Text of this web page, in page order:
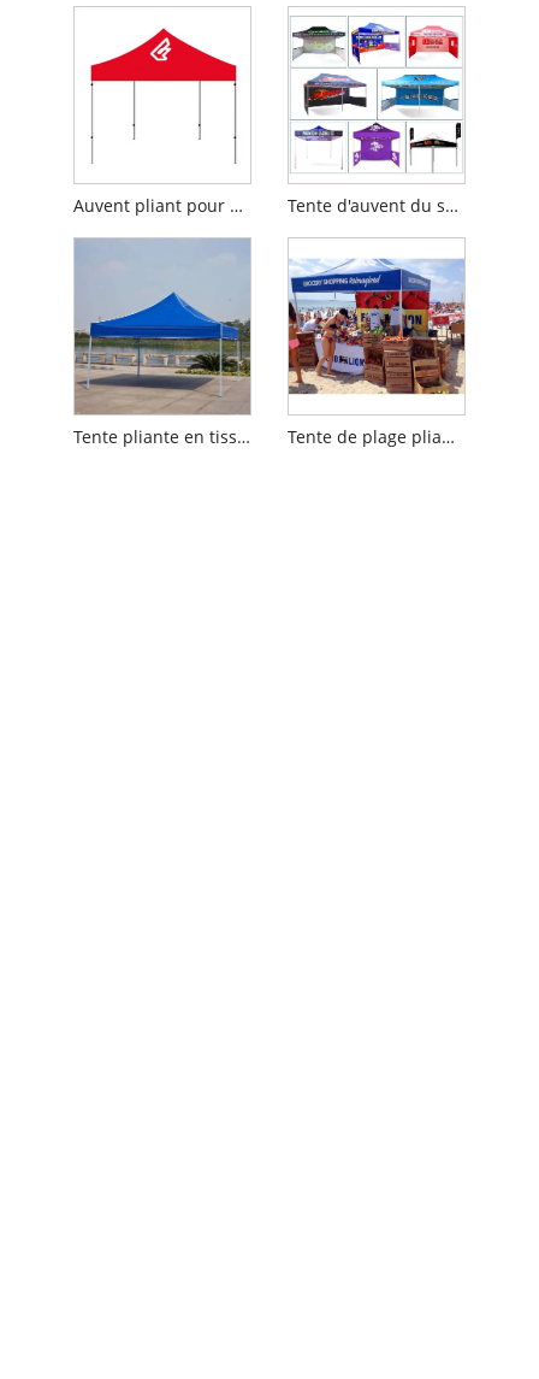
Auvent pliant pour publicité commerciale Tente d'auvent du salon commercial 3x3
Tente pliante en tissu Oxford Tente de plage pliante résistante aux UV pour les festivals